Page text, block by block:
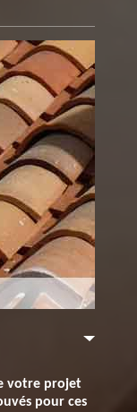
votre projet
pour ces